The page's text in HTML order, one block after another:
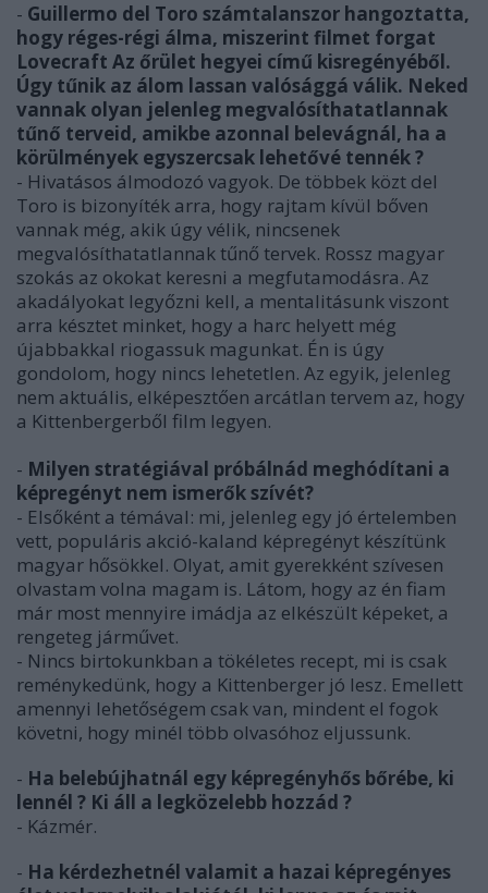
- Guillermo del Toro számtalanszor hangoztatta,
hogy réges-régi álma, miszerint filmet forgat
Lovecraft Az őrület hegyei című kisregényéből.
Úgy tűnik az álom lassan valósággá válik. Neked
vannak olyan jelenleg megvalósíthatatlannak
tűnő terveid, amikbe azonnal belevágnál, ha a
körülmények egyszercsak lehetővé tennék ?
- Hivatásos álmodozó vagyok. De többek közt del
Toro is bizonyíték arra, hogy rajtam kívül bőven
vannak még, akik úgy vélik, nincsenek
megvalósíthatatlannak tűnő tervek. Rossz magyar
szokás az okokat keresni a megfutamodásra. Az
akadályokat legyőzni kell, a mentalitásunk viszont
arra késztet minket, hogy a harc helyett még
újabbakkal riogassuk magunkat. Én is úgy
gondolom, hogy nincs lehetetlen. Az egyik, jelenleg
nem aktuális, elképesztően arcátlan tervem az, hogy
a Kittenbergerből film legyen.
- Milyen stratégiával próbálnád meghódítani a
képregényt nem ismerők szívét?
- Elsőként a témával: mi, jelenleg egy jó értelemben
vett, populáris akció-kaland képregényt készítünk
magyar hősökkel. Olyat, amit gyerekként szívesen
olvastam volna magam is. Látom, hogy az én fiam
már most mennyire imádja az elkészült képeket, a
rengeteg járművet.
- Nincs birtokunkban a tökéletes recept, mi is csak
reménykedünk, hogy a Kittenberger jó lesz. Emellett
amennyi lehetőségem csak van, mindent el fogok
követni, hogy minél több olvasóhoz eljussunk.
- Ha belebújhatnál egy képregényhős bőrébe, ki
lennél ? Ki áll a legközelebb hozzád ?
- Kázmér.
- Ha kérdezhetnél valamit a hazai képregényes